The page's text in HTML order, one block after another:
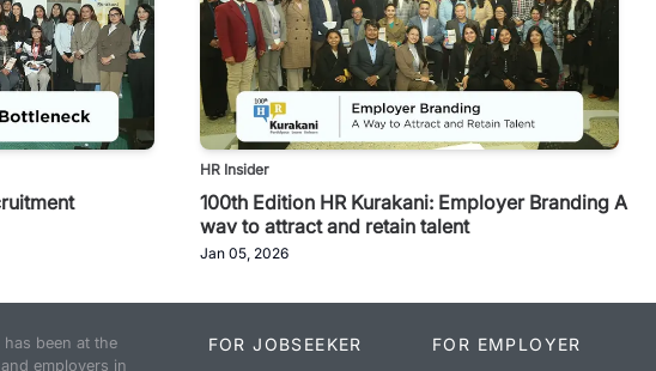
HR Insider
100th Edition HR Kurakani: Employer Branding A
way to attract and retain talent
Jan 05, 2026
been at the
employers in
FOR JOBSEEKER FOR EMPLOYER